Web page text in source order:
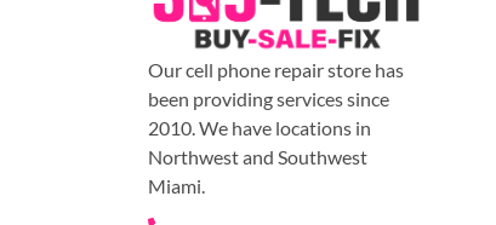
Our cell phone repair store has
been providing services since
2010. We have locations in
Northwest and Southwest
Miami.